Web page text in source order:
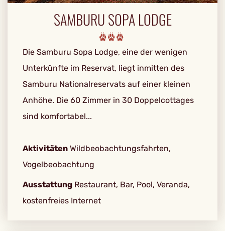
SAMBURU SOPA LODGE
Die Samburu Sopa Lodge, eine der wenigen
Unterkünfte im Reservat, liegt inmitten des
Samburu Nationalreservats auf einer kleinen
Anhöhe. Die 60 Zimmer in 30 Doppelcottages
sind komfortabel...
Aktivitäten Wildbeobachtungsfahrten,
Vogelbeobachtung
Ausstattung Restaurant, Bar, Pool, Veranda,
kostenfreies Internet